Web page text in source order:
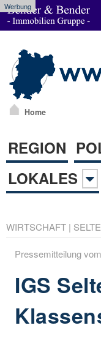
Werbung
Home
REGION
LOKALES
WIRTSCHAFT |
Pressemitteilung
IGS